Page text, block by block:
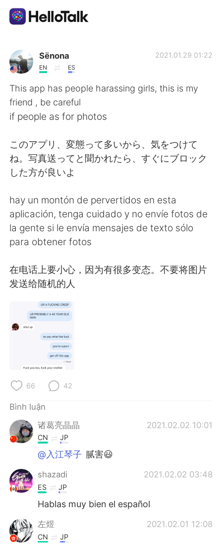
Ứng dụng trao đổi ngôn ngữ
AI Grammar Checker
Tiếng Việt
English 简体中文
繁體中文
العربية Français
Deutsch 日本語
ไทย Indonesia
Italiano
Português
Sënona
EN ES
2021.01.29 01:22
This app has people harassing girls, this is my
friend , be careful
if people as for photos
このアプリ、変態って多いから、気をつけて
ね。写真送ってと聞かれたら、すぐにブロック
した方が良いよ
hay un montón de pervertidos en esta
aplicación, tenga cuidado y no envíe fotos de
la gente si le envía mensajes de texto sólo
para obtener fotos
在电话上要小心，因为有很多变态。不要将图片
发送给随机的人
66 42
Bình luận
诸葛亮晶晶
2021.02.02 10:01
CN JP
@入江琴子 腻害😃
shazadi 2021.02.02 03:48
ES JP
Hablas muy bien el español
左煜 2021.02.01 12:08
CN JP